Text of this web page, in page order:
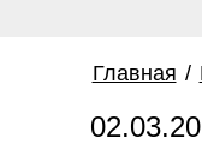
Главная /